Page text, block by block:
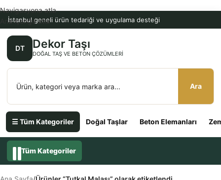
İstanbul geneli ürün tedariği ve uygulama desteği
DT Dekor Taşı
DOĞAL TAŞ VE BETON ÇÖZÜMLERI
Ara
☰ Tüm Kategoriler Doğal Taşlar Beton Elemanları
Navigasyona atla
Ana içeriğe atla
Tüm Kategoriler